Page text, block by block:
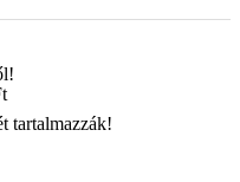
tartalmazzák!